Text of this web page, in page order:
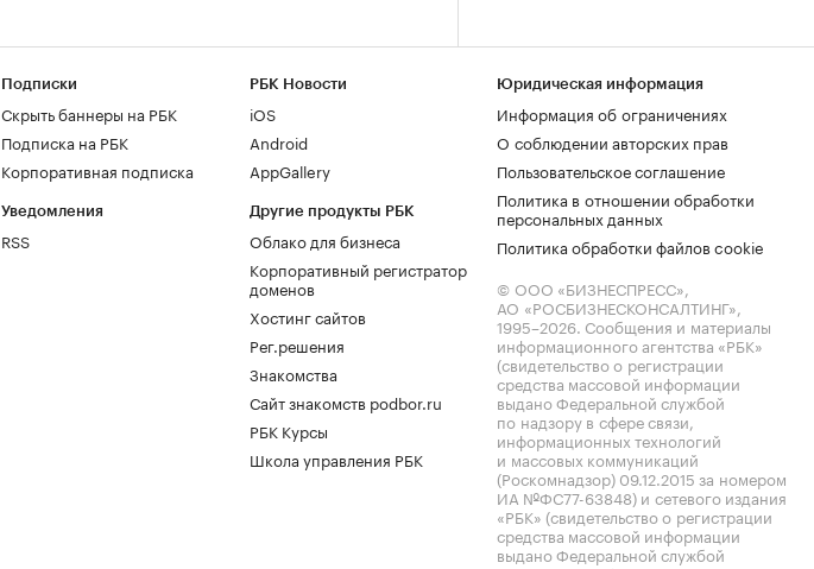
Подписки
Скрыть баннеры на РБК
Подписка на РБК
Корпоративная подписка
Уведомления
RSS
РБК Новости
iOS
Android
AppGallery
Другие продукты РБК
Облако для бизнеса
Корпоративный регистратор
доменов
Хостинг сайтов
Рег.решения
Знакомства
Сайт знакомств podbor.ru
РБК Курсы
Школа управления РБК
Юридическая информация
Информация об ограничениях
О соблюдении авторских прав
Пользовательское соглашение
Политика в отношении обработки
персональных данных
Политика обработки файлов cookie
© ООО «БИЗНЕСПРЕСС»,
АО «РОСБИЗНЕСКОНСАЛТИНГ»,
1995–2026. Сообщения и материалы
информационного агентства «РБК»
(свидетельство о регистрации
средства массовой информации
выдано Федеральной службой
по надзору в сфере связи,
информационных технологий
и массовых коммуникаций
(Роскомнадзор) 09.12.2015 за номером
ИА №ФС77-63848) и сетевого издания
«РБК» (свидетельство о регистрации
средства массовой информации
выдано Федеральной службой